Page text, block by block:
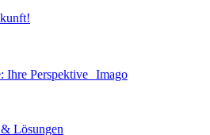
Ihre Perspektive Imago
Lösungen